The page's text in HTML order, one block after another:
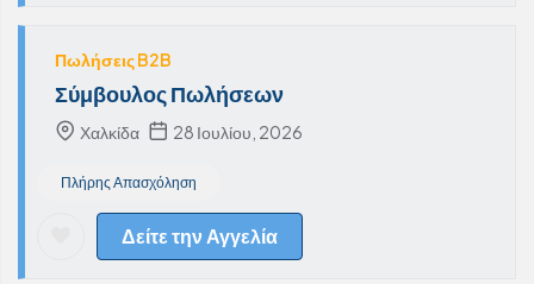
Πωλήσεις B2B
Σύμβουλος Πωλήσεων
Χαλκίδα 28 Ιουλίου, 2026
Πλήρης Απασχόληση
Δείτε την Αγγελία